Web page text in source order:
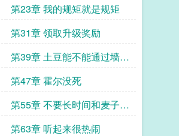
第23章 我的规矩就是规矩
第31章 领取升级奖励
第39章 土豆能不能通过墙门
的检测
第47章 霍尔没死
第55章 不要长时间和麦子对
视
第63章 听起来很热闹